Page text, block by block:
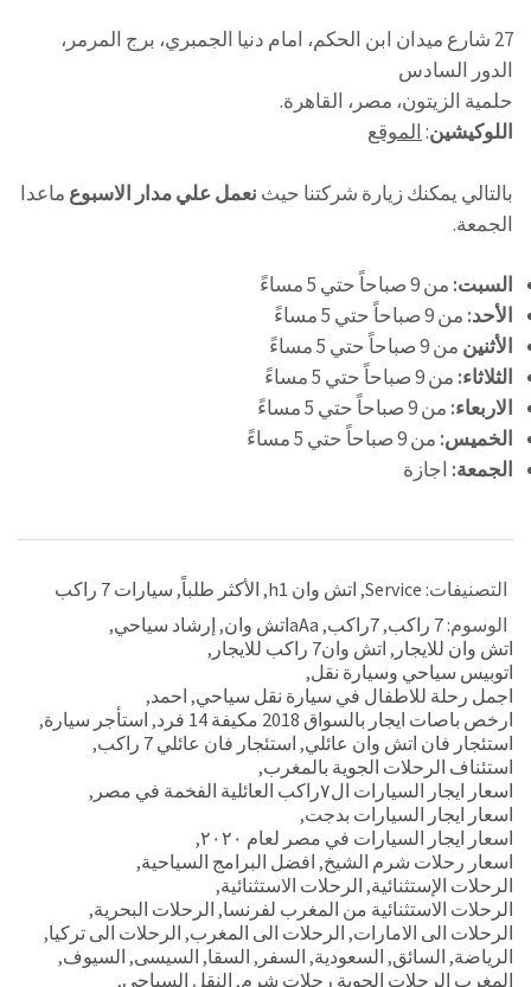
27 شارع ميدان ابن الحكم، امام دنيا الجمبري، برج المرمر،
الدور السادس
حلمية الزيتون، مصر، القاهرة.
اللوكيشين: الموقع
بالتالي يمكنك زيارة شركتنا حيث نعمل علي مدار الاسبوع ماعدا
الجمعة.
السبت: من 9 صباحاً حتي 5 مساءً
الأحد: من 9 صباحاً حتي 5 مساءً
الأثنين من 9 صباحاً حتي 5 مساءً
الثلاثاء: من 9 صباحاً حتي 5 مساءً
الاربعاء: من 9 صباحاً حتي 5 مساءً
الخميس: من 9 صباحاً حتي 5 مساءً
الجمعة: اجازة
التصنيفات: Service
, اتش وان h1 , الأكثر طلباً, سيارات 7 راكب
الوسوم: 7 راكب ,7راكب , aAaاتش وان , إرشاد سياحي,
اتش وان للايجار , اتش وان7 راكب للايجار
,
اتوبيس سياحي وسيارة نقل,
اجمل رحلة للاطفال في سيارة نقل سياحي, احمد,
ارخص باصات ايجار بالسواق 2018 مكيفة 14 فرد
, استأجر سيارة,
استئجار فان اتش وان عائلي, استئجار فان عائلي 7 راكب
,
استئناف الرحلات الجوية بالمغرب,
اسعار ايجار السيارات ال٧راكب العائلية الفخمة في مصر
,
اسعار ايجار السيارات بدجت,
اسعار ايجار السيارات في مصر لعام ٢٠٢٠
,
اسعار رحلات شرم الشيخ, افضل البرامج السياحية,
الرحلات الإستثنائية, الرحلات الاستثنائية,
الرحلات الاستثنائية من المغرب لفرنسا, الرحلات البحرية,
الرحلات الى الامارات, الرحلات الى المغرب, الرحلات الى تركيا,
الرياضة, السائق, السعودية, السفر , السقا, السيسى, السيوف,
المغرب الرحلات الجوية رحلات شرم, النقل السياحي,